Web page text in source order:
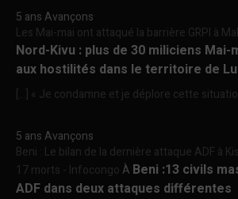
5 ans Avançons
Les Mai-mai ont attaqué la barrière GRPI à
Nord-Kivu : plus de 30 miliciens
aux hostilités dans le territoire de
[…] « Je condamne et je déplore cette
5 ans Avançons
Beni : Le bilan de la dernière attaque ADF à
17 morts - InfocongoÀ Beni :13 civils
ADF dans deux attaques différentes